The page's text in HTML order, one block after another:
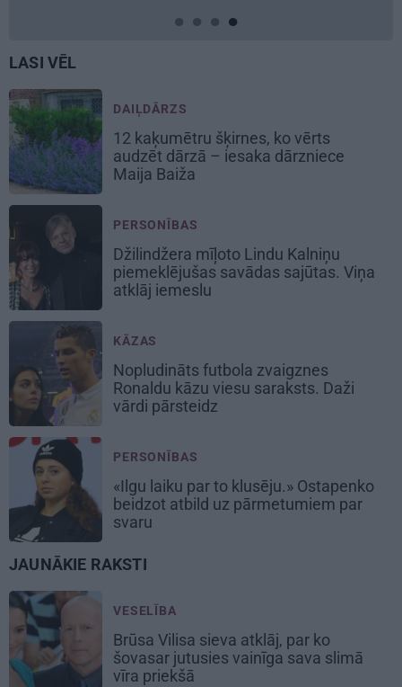
LASI VĒL
DAIĻDĀRZS
12 kaķumētru šķirnes, ko vērts
audzēt dārzā – iesaka dārzniece
Maija Baiža
PERSONĪBAS
Džilindžera mīļoto Lindu Kalniņu
piemeklējušas savādas sajūtas. Viņa
atklāj iemeslu
KĀZAS
Nopludināts futbola zvaigznes
Ronaldu kāzu viesu saraksts. Daži
vārdi pārsteidz
PERSONĪBAS
«Ilgu laiku par to klusēju.» Ostapenko
beidzot atbild uz pārmetumiem par
svaru
JAUNĀKIE RAKSTI
VESELĪBA
Brūsa Vilisa sieva atklāj, par ko
šovasar jutusies vainīga sava slimā
vīra priekšā